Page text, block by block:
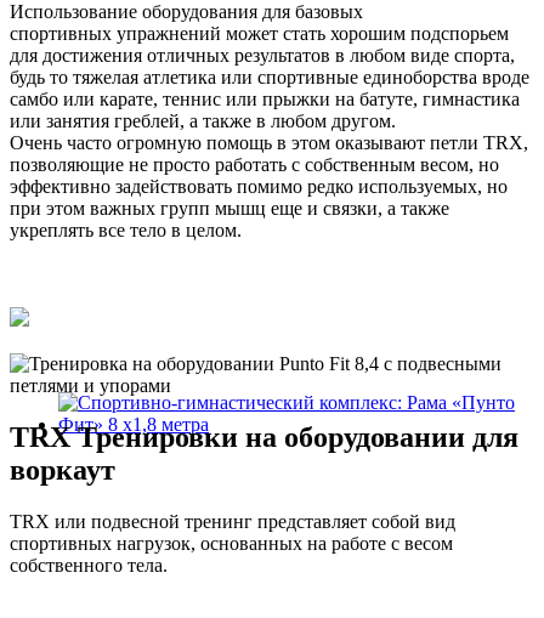
Использование оборудования для базовых
спортивных упражнений может стать хорошим подспорьем
для достижения отличных результатов в любом виде спорта,
будь то тяжелая атлетика или спортивные единоборства вроде
самбо или карате, теннис или прыжки на батуте, гимнастика
или занятия греблей, а также в любом другом.
Очень часто огромную помощь в этом оказывают петли TRX,
позволяющие не просто работать с собственным весом, но
эффективно задействовать помимо редко используемых, но
при этом важных групп мышц еще и связки, а также
укреплять все тело в целом.
TRX Тренировки на оборудовании для
воркаут
TRX или подвесной тренинг представляет собой вид
спортивных нагрузок, основанных на работе с весом
собственного тела.